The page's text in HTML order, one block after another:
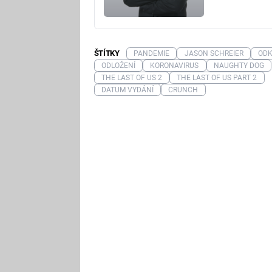
ŠTÍTKY PANDEMIE JASON SCHREIER
ODLOŽENÍ
KORONAVIRUS
NAUGHTY DOG
THE LAST OF US 2
THE LAST OF US PART 2
DATUM VYDÁNÍ
CRUNCH